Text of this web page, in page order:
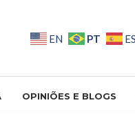
EN PT ES
OPINIÕES E BLOGS